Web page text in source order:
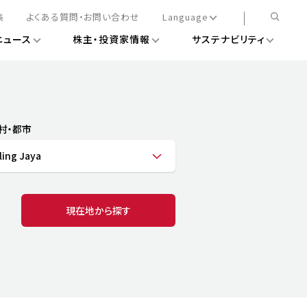
トカバレッジ
について
ネジメント
ィナビリティデータ
よくある質問・お問い合わせ
Language
日本語
ュース 株主・投資家情報 サステナビリティ
・都市
Jaya
現在地から探す